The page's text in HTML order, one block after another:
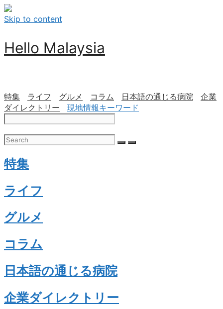
Skip to content
Hello Malaysia
特集 ライフ グルメ コラム 日本語の通じる病院
企業
ダイレクトリー
現地情報キーワード
特集
ライフ
グルメ
コラム
日本語の通じる病院
企業ダイレクトリー